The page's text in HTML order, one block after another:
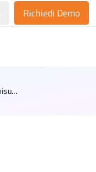
Richiedi Demo
Linea guida per l’individuazione delle misure di contenimento del rischio in manifestazioni pubbliche con peculiari condizioni di criticità